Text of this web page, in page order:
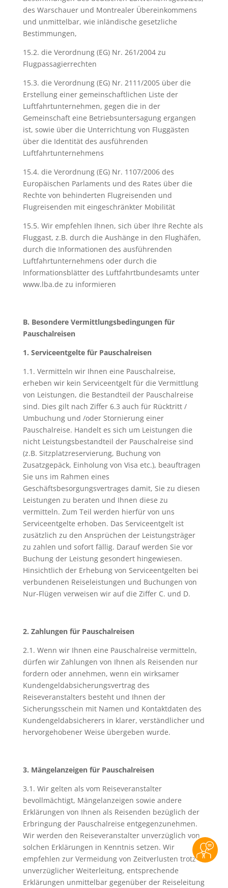
des Warschauer und Montrealer Übereinkommens
und unmittelbar, wie inländische gesetzliche
Bestimmungen,
15.2. die Verordnung (EG) Nr. 261/2004 zu
Flugpassagierrechten
15.3. die Verordnung (EG) Nr. 2111/2005 über die
Erstellung einer gemeinschaftlichen Liste der
Luftfahrtunternehmen, gegen die in der
Gemeinschaft eine Betriebsuntersagung ergangen
ist, sowie über die Unterrichtung von Fluggästen
über die Identität des ausführenden
Luftfahrtunternehmens
15.4. die Verordnung (EG) Nr. 1107/2006 des
Europäischen Parlaments und des Rates über die
Rechte von behinderten Flugreisenden und
Flugreisenden mit eingeschränkter Mobilität
15.5. Wir empfehlen Ihnen, sich über Ihre Rechte als
Fluggast, z.B. durch die Aushänge in den Flughäfen,
durch die Informationen des ausführenden
Luftfahrtunternehmens oder durch die
Informationsblätter des Luftfahrtbundesamts unter
www.lba.de zu informieren
B. Besondere Vermittlungsbedingungen für
Pauschalreisen
1. Serviceentgelte für Pauschalreisen
1.1. Vermitteln wir Ihnen eine Pauschalreise,
erheben wir kein Serviceentgelt für die Vermittlung
von Leistungen, die Bestandteil der Pauschalreise
sind. Dies gilt nach Ziffer 6.3 auch für Rücktritt /
Umbuchung und /oder Stornierung einer
Pauschalreise. Handelt es sich um Leistungen die
nicht Leistungsbestandteil der Pauschalreise sind
(z.B. Sitzplatzreservierung, Buchung von
Zusatzgepäck, Einholung von Visa etc.), beauftragen
Sie uns im Rahmen eines
Geschäftsbesorgungsvertrages damit, Sie zu diesen
Leistungen zu beraten und Ihnen diese zu
vermitteln. Zum Teil werden hierfür von uns
Serviceentgelte erhoben. Das Serviceentgelt ist
zusätzlich zu den Ansprüchen der Leistungsträger
zu zahlen und sofort fällig. Darauf werden Sie vor
Buchung der Leistung gesondert hingewiesen.
Hinsichtlich der Erhebung von Serviceentgelten bei
verbundenen Reiseleistungen und Buchungen von
Nur-Flügen verweisen wir auf die Ziffer C. und D.
2. Zahlungen für Pauschalreisen
2.1. Wenn wir Ihnen eine Pauschalreise vermitteln,
dürfen wir Zahlungen von Ihnen als Reisenden nur
fordern oder annehmen, wenn ein wirksamer
Kundengeldabsicherungsvertrag des
Reiseveranstalters besteht und Ihnen der
Sicherungsschein mit Namen und Kontaktdaten des
Kundengeldabsicherers in klarer, verständlicher und
hervorgehobener Weise übergeben wurde.
3. Mängelanzeigen für Pauschalreisen
3.1. Wir gelten als vom Reiseveranstalter
bevollmächtigt, Mängelanzeigen sowie andere
Erklärungen von Ihnen als Reisenden bezüglich der
Erbringung der Pauschalreise entgegenzunehmen.
Wir werden den Reiseveranstalter unverzüglich von
solchen Erklärungen in Kenntnis setzen. Wir
empfehlen zur Vermeidung von Zeitverlusten trotz
unverzüglicher Weiterleitung, entsprechende
Erklärungen unmittelbar gegenüber der Reiseleitung